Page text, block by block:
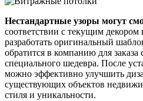
Нестандартные узоры могут
соответствии с текущим
разработать оригинальный
обратится в компанию для заказа
специального шедевра. После
можно эффективно улучшить
существующих объектов
стиля и уникальности.